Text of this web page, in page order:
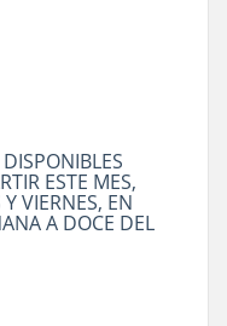
ESTE MES,
VIERNES, EN
A DOCE DEL